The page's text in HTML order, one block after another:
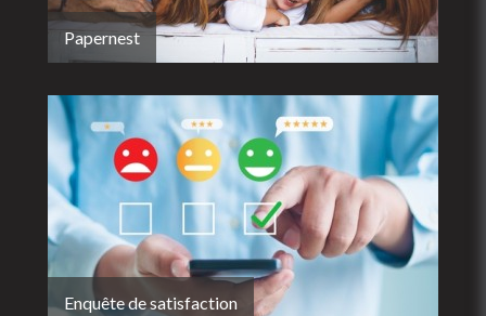
Papernest
Enquête de satisfaction